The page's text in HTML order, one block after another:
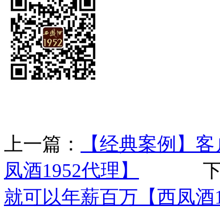
上一篇：
【经典案例】
凤酒1952代理】
下一
就可以年薪百万【西凤酒